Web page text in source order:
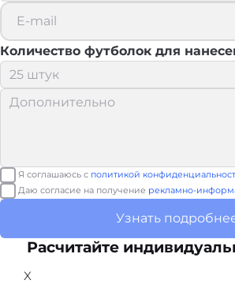
Количество футболок для
Я соглашаюсь с политикой
Даю согласие на получение рекламно-
Узнать
Расчитайте
X